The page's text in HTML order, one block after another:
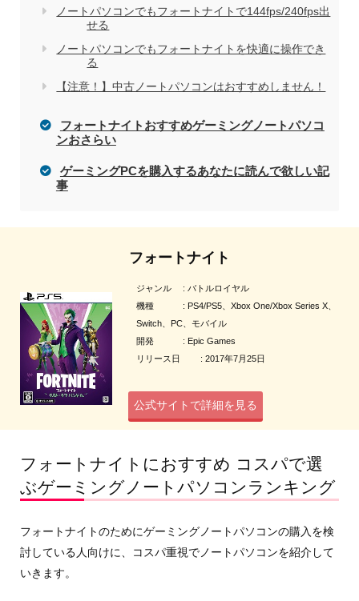
ノートパソコンでもフォートナイトで144fps/240fps出
せる
ノートパソコンでもフォートナイトを快適に操作でき
る
【注意！】中古ノートパソコンはおすすめしません！
フォートナイトおすすめゲーミングノートパソコ
ンおさらい
ゲーミングPCを購入するあなたに読んで欲しい記
事
フォートナイト
ジャンル : バトルロイヤル
機種 : PS4/PS5、Xbox One/Xbox Series X、
Switch、PC、モバイル
開発 : Epic Games
リリース日 : 2017年7月25日
公式サイトで詳細を見る
フォートナイトにおすすめ コスパで選
ぶゲーミングノートパソコンランキング
フォートナイトのためにゲーミングノートパソコンの購入を検
討している人向けに、コスパ重視でノートパソコンを紹介して
いきます。